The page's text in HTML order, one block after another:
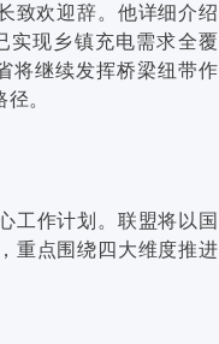
致欢迎辞。他详细介绍
实现乡镇充电需求全覆
将继续发挥桥梁纽带作
。
工作计划。联盟将以国
重点围绕四大维度推进